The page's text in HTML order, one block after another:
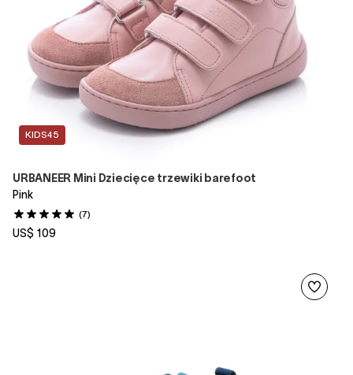
KIDS45
URBANEER Mini Dziecięce trzewiki barefoot
Pink
(7)
US$ 109